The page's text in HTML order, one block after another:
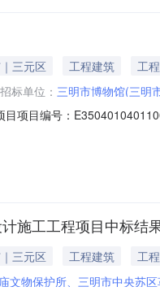
三元区 工程建筑
工程
招标单位： 三明市博物馆(三明
目项目编号：
名：林斓冰联系方式：0598-
施工工程项目中标结
三元区 工程建筑
工程
文物保护所、三明市中央苏